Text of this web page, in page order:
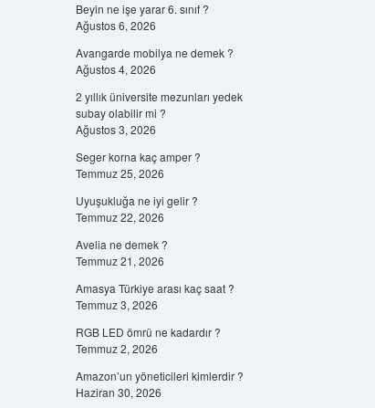
Beyin ne işe yarar 6. sınıf ?
Ağustos 6, 2026
Avangarde mobilya ne demek ?
Ağustos 4, 2026
2 yıllık üniversite mezunları yedek
subay olabilir mi ?
Ağustos 3, 2026
Seger korna kaç amper ?
Temmuz 25, 2026
Uyuşukluğa ne iyi gelir ?
Temmuz 22, 2026
Avelia ne demek ?
Temmuz 21, 2026
Amasya Türkiye arası kaç saat ?
Temmuz 3, 2026
RGB LED ömrü ne kadardır ?
Temmuz 2, 2026
Amazon’un yöneticileri kimlerdir ?
Haziran 30, 2026